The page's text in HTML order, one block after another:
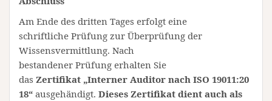
Am Ende des dritten Tages erfolgt eine
schriftliche Prüfung zur Überprüfung der
Wissensvermittlung. Nach
bestandener Prüfung erhalten Sie
das Zertifikat „Interner Auditor nach ISO 19011:20
18“ ausgehändigt. Dieses Zertifikat dient auch als